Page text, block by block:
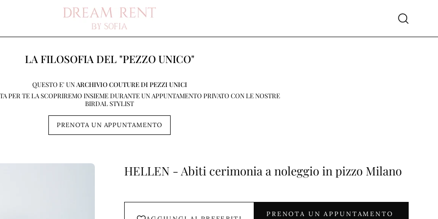
Apri
LA FILOSOFIA DEL "PEZZO UNICO"
QUESTO E' UN ARCHIVIO COUTURE DI PEZZI UNICI
PER TE LA SCOPRIREMO INSIEME DURANTE UN APPUNTAMENTO PRIVATO CON LE NOSTRE
BIRDAL STYLIST
PRENOTA UN APPUNTAMENTO
HELLEN - Abiti cerimonia a noleggio in pizzo Milano
PRENOTA UN APPUNTAMENTO